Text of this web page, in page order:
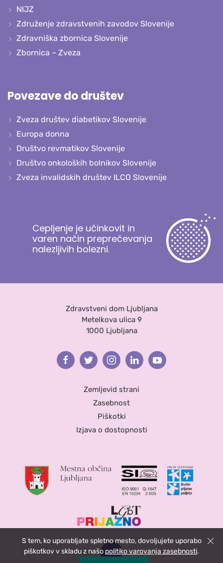
NIJZ
Združenje zdravstvenih zavodov Slovenije
Zdravniška zbornica Slovenije
Zbornica – Zveza
Povezave do društev
Zveza društev diabetikov Slovenije
Europa donna
Društvo revmatikov Slovenije
Društvo onkoloških bolnikov Slovenije
Zveza invalidskih društev ILCO Slovenije
Cepljenje je učinkovit in
varen način preprečevanja
nalezljivih bolezni.
Zdravstveni dom Ljubljana
Metelkova ulica 9
1000 Ljubljana
FacebookTwitterInstagramLinkedinYoutube
Zemljevid strani
Zasebnost
Piškotki
Izjava o dostopnosti
S tem, ko uporabljate spletno mesto, dovoljujete uporabo
piškotkov v skladu z našo politiko varovanja zasebnosti.
Zapri